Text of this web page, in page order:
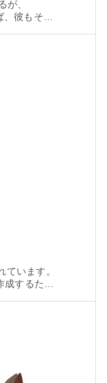
が、
彼もその
います。
するため
、最終的な